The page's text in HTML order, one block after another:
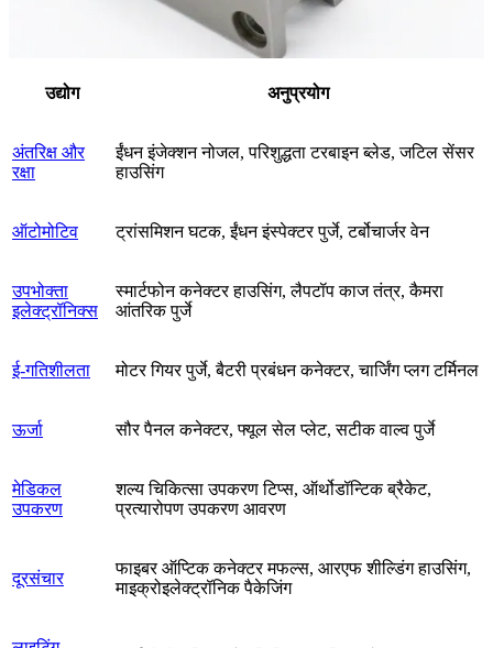
उद्योग अनुप्रयोग
अंतरिक्ष और
रक्षा
ईंधन इंजेक्शन नोजल, परिशुद्धता टरबाइन ब्लेड, जटिल सेंसर
हाउसिंग
ऑटोमोटिव ट्रांसमिशन घटक, ईंधन इंस्पेक्टर पुर्जे, टर्बोचार्जर वेन
उपभोक्ता
इलेक्ट्रॉनिक्स
स्मार्टफोन कनेक्टर हाउसिंग, लैपटॉप काज तंत्र, कैमरा
आंतरिक पुर्जे
ई-गतिशीलता मोटर गियर पुर्जे, बैटरी प्रबंधन कनेक्टर, चार्जिंग प्लग टर्मिनल
ऊर्जा सौर पैनल कनेक्टर, फ्यूल सेल प्लेट, सटीक वाल्व पुर्जे
मेडिकल
उपकरण
शल्य चिकित्सा उपकरण टिप्स, ऑर्थोडॉन्टिक ब्रैकेट,
प्रत्यारोपण उपकरण आवरण
दूरसंचार
फाइबर ऑप्टिक कनेक्टर मफल्स, आरएफ शील्डिंग हाउसिंग,
माइक्रोइलेक्ट्रॉनिक पैकेजिंग